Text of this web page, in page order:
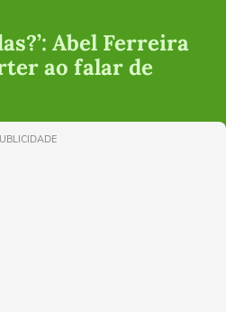
Abel Ferreira
ao falar de